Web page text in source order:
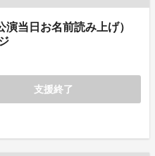
当日お名前読み上げ）
支援終了